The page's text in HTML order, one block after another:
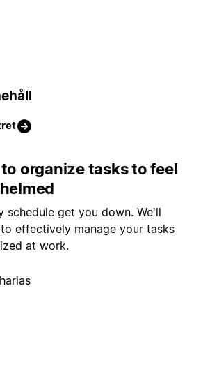
organize tasks to feel
schedule get you down. We'll
effectively manage your tasks
at work.